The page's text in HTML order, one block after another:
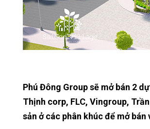
Phú Đông Group sẽ mở bán 2
Thịnh corp, FLC, Vingroup,
sản ở các phân khúc để mở